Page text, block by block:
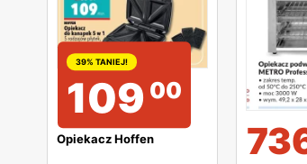
39% TANIEJ!
109 00
Opiekacz Hoffen